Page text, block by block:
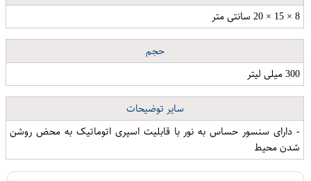
8 × 15 × 20 سانتی متر
حجم
300 میلی لیتر
سایر توضیحات
- دارای سنسور حساس به نور با قابلیت اسپری اتوماتیک به محض روشن
شدن محیط